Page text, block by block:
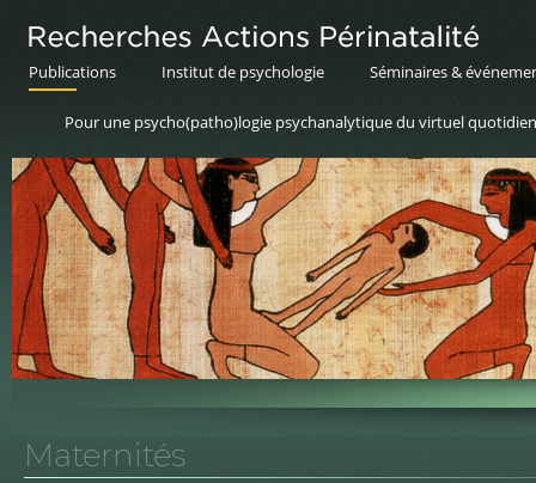
Publications Institut de psychologie Séminaires &
Pour une psycho(patho)logie psychanalytique du virtuel quotidien
Maternités